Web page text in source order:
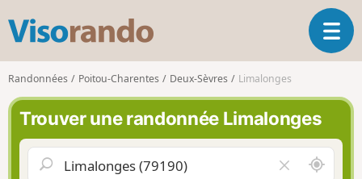
s
o
r
n
d
o
O
u
l
Randonnées Poitou-Charentes Deux-Sèvres Limalonges
Trouver une randonnée Limalonges
A